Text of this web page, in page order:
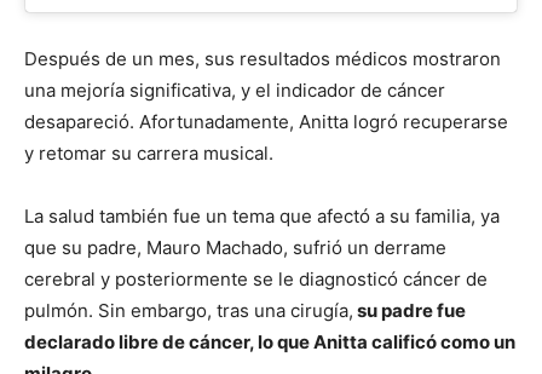
Después de un mes, sus resultados médicos mostraron
una mejoría significativa, y el indicador de cáncer
desapareció. Afortunadamente, Anitta logró recuperarse
y retomar su carrera musical.
La salud también fue un tema que afectó a su familia, ya
que su padre, Mauro Machado, sufrió un derrame
cerebral y posteriormente se le diagnosticó cáncer de
pulmón. Sin embargo, tras una cirugía, su padre fue
declarado libre de cáncer, lo que Anitta calificó como un